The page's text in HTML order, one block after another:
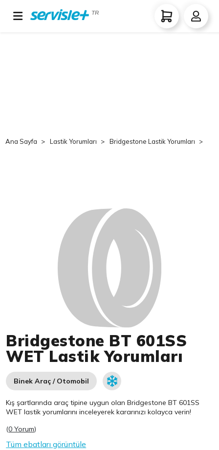
TR
Ana Sayfa Lastik Yorumları Bridgestone Lastik Yorumları
Bridgestone BT 601SS
WET Lastik Yorumları
Binek Araç / Otomobil
Kış şartlarında araç tipine uygun olanBridgestone BT 601SS
WET lastik yorumlarını inceleyerek kararınızı kolayca verin!
(0 Yorum)
Tüm ebatları görüntüle